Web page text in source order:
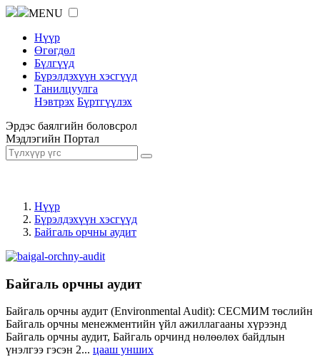
MENU
Нүүр
Өгөгдөл
Бүлгүүд
Бүрэлдэхүүн хэсгүүд
Танилцуулга
Нэвтрэх Бүртгүүлэх
Эрдэс баялгийн боловсрол
Мэдлэгийн Портал
Нүүр
Бүрэлдэхүүн хэсгүүд
Байгаль орчны аудит
Байгаль орчны аудит
Байгаль орчны аудит (Environmental Audit): СЕСМИМ төслийн
Байгаль орчны менежментийн үйл ажиллагааны хүрээнд
Байгаль орчны аудит, Байгаль орчинд нөлөөлөх байдлын
үнэлгээ гэсэн 2... цааш унших